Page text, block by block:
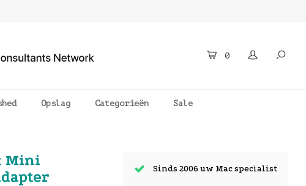
0
Opslag Categorieën Sale
Mini
Sinds 2006 uw Mac specialist